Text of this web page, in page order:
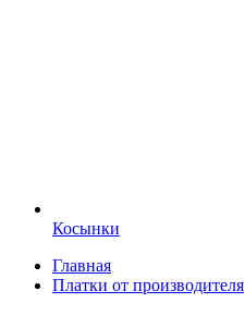
Косынки
Главная
Платки от производителя